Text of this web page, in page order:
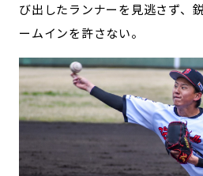
び出したランナーを見逃さず、
ームインを許さない。